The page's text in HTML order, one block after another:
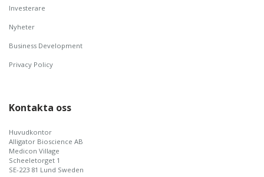
Investerare
Nyheter
Business Development
Privacy Policy
Kontakta oss
Huvudkontor
Alligator Bioscience AB
Medicon Village
Scheeletorget 1
SE-223 81 Lund Sweden